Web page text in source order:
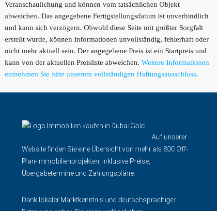
Veranschaulichung und können vom tatsächlichen Objekt
abweichen. Das angegebene Fertigstellungsdatum ist unverbindlich
und kann sich verzögern. Obwohl diese Seite mit größter Sorgfalt
erstellt wurde, können Informationen unvollständig, fehlerhaft oder
nicht mehr aktuell sein. Der angegebene Preis ist ein Startpreis und
kann von der aktuellen Preisliste abweichen. Weitere Informationen
entnehmen Sie bitte unserem vollständigen Haftungsausschluss.
Auf unserer
Website finden Sie eine Übersicht von mehr als 800 Off-
Plan-Immobilienprojekten, inklusive Preise,
Übergabetermine und Zahlungspläne.
Dank lokaler Marktkenntnis und deutschsprachiger